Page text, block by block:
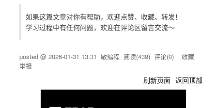
如果这篇文章对你有帮助，欢迎点赞、收藏、转发！
学习过程中有任何问题，欢迎在评论区留言交流～
posted @ 2026-01-31 13:31 敏编程 阅读(439) 评论(0) 收藏
举报
刷新页面 返回顶部